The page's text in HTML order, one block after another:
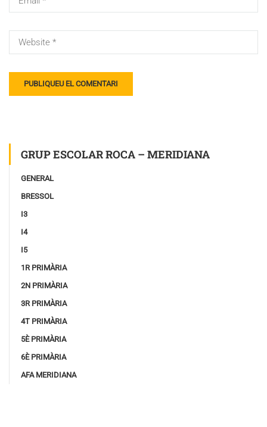
GRUP ESCOLAR ROCA – MERIDIANA
GENERAL
BRESSOL
I3
I4
I5
1R PRIMÀRIA
2N PRIMÀRIA
3R PRIMÀRIA
4T PRIMÀRIA
5È PRIMÀRIA
6È PRIMÀRIA
AFA MERIDIANA